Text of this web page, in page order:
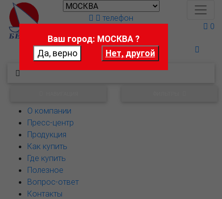
Поможем выбрать
телефон
0
О компании
Пресс-центр
Продукция
Как купить
Где купить
Полезное
Вопрос-ответ
Контакты
Ваш город: МОСКВА ?